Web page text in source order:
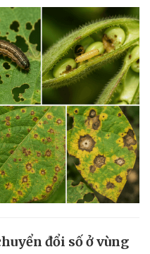
đổi số ở vùng